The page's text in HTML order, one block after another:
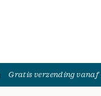
Gratis verzending vanaf